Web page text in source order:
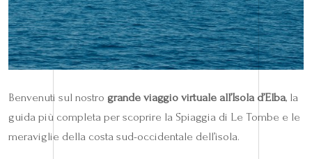
Benvenuti sul nostro grande viaggio virtuale all’Isola d’Elba, la
guida più completa per scoprire la Spiaggia di Le Tombe e le
meraviglie della costa sud-occidentale dell’isola.